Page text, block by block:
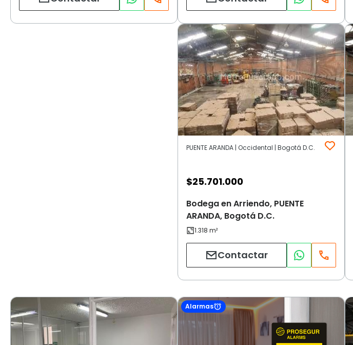
PUENTE ARANDA | Occidental | Bogotá D.C.
$25.701.000
Bodega en Arriendo, PUENTE
ARANDA, Bogotá D.C.
Contactar
Alarmas